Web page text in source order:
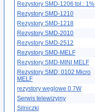
Rezystory SMD-1206 tol.: 1%
Rezystory SMD-1210
Rezystory SMD-1218
Rezystory SMD-2010
Rezystory SMD-2512
Rezystory SMD-MELF
Rezystory SMD-MINI MELF
Rezystory SMD; 0102 Micro
MELF
rezystory węglowe 0.7W
Serwis telewizyjny
Silniczki